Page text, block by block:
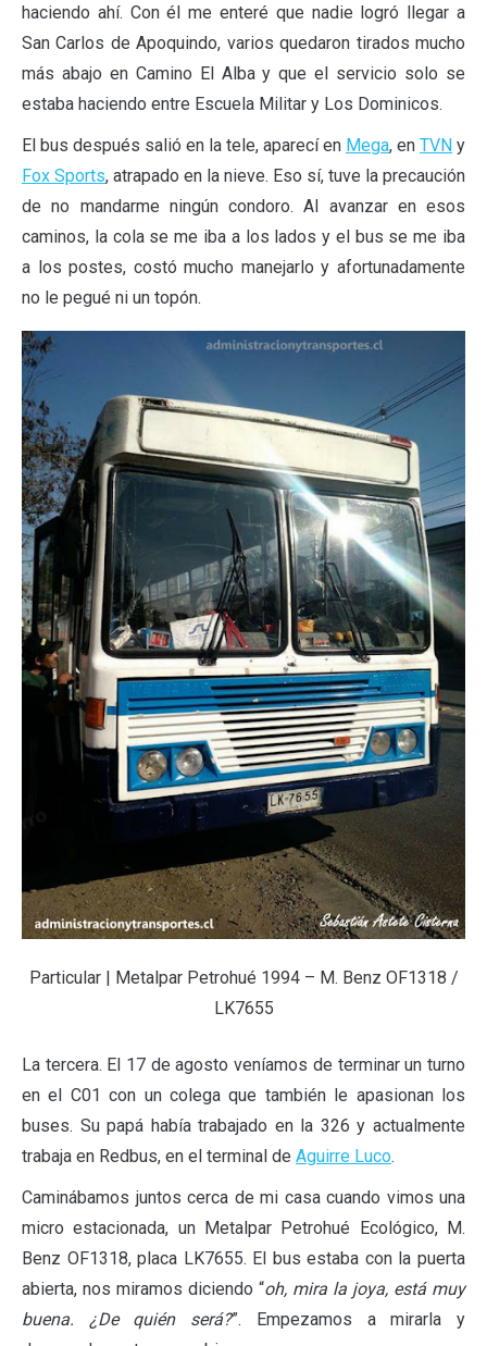
haciendo ahí. Con él me enteré que nadie logró llegar a
San Carlos de Apoquindo, varios quedaron tirados mucho
más abajo en Camino El Alba y que el servicio solo se
estaba haciendo entre Escuela Militar y Los Dominicos.
El bus después salió en la tele, aparecí en Mega, en TVN y
Fox Sports, atrapado en la nieve. Eso sí, tuve la precaución
de no mandarme ningún condoro. Al avanzar en esos
caminos, la cola se me iba a los lados y el bus se me iba
a los postes, costó mucho manejarlo y afortunadamente
no le pegué ni un topón.
Particular | Metalpar Petrohué 1994 – M. Benz OF1318 /
LK7655
La tercera. El 17 de agosto veníamos de terminar un turno
en el C01 con un colega que también le apasionan los
buses. Su papá había trabajado en la 326 y actualmente
trabaja en Redbus, en el terminal de Aguirre Luco.
Caminábamos juntos cerca de mi casa cuando vimos una
micro estacionada, un Metalpar Petrohué Ecológico, M.
Benz OF1318, placa LK7655. El bus estaba con la puerta
abierta, nos miramos diciendo “oh, mira la joya, está muy
buena. ¿De quién será?”. Empezamos a mirarla y